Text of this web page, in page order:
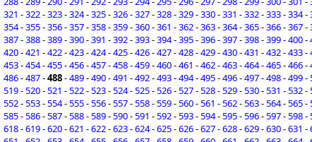
321 -322-323-324-325-326-327-328-329-330-331 -332-333-334-
354-355-356-357-358-359-360-361 -362-363-364-365-366-367-
387-388-389-390-391 -392-393-394-395-396-397-398-399-400-
420-421 -422-423-424-425-426-427-428-429-430-431 -432-433-
453-454-455-456-457-458-459-460-461 -462-463-464-465-466-
486-487-488-489-490-491 -492-493-494-495-496-497-498-499-
519-520-521 -522-523-524-525-526-527-528-529-530-531 -532-
552-553-554-555-556-557-558-559-560-561 -562-563-564-565-
585-586-587-588-589-590-591 -592-593-594-595-596-597-598-
618-619-620-621 -622-623-624-625-626-627-628-629-630-631 -